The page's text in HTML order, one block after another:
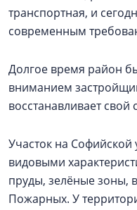
транспортная, и
современным
Долгое время район
вниманием
восстанавливает свой
Участок на
видовыми
пруды, зелёные зоны,
Пожарных. У